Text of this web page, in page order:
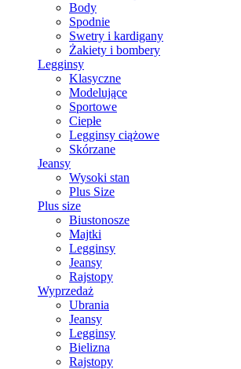
Body
Spodnie
Swetry i kardigany
Żakiety i bombery
Legginsy
Klasyczne
Modelujące
Sportowe
Ciepłe
Legginsy ciążowe
Skórzane
Jeansy
Wysoki stan
Plus Size
Plus size
Biustonosze
Majtki
Legginsy
Jeansy
Rajstopy
Wyprzedaż
Ubrania
Jeansy
Legginsy
Bielizna
Rajstopy